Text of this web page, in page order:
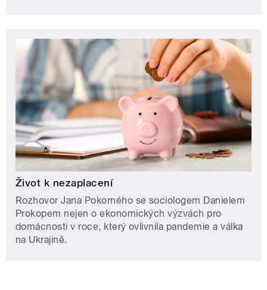
Život k nezaplacení
Rozhovor Jana Pokorného se sociologem Danielem
Prokopem nejen o ekonomických výzvách pro
domácnosti v roce, který ovlivnila pandemie a válka
na Ukrajině.